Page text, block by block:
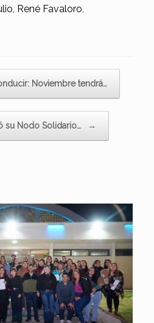
René Favaloro,
Noviembre tendrá…
su Nodo Solidario… →